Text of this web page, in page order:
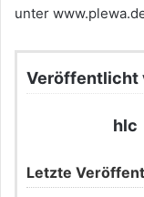
unter
Veröffentlicht
hlc
Letzte